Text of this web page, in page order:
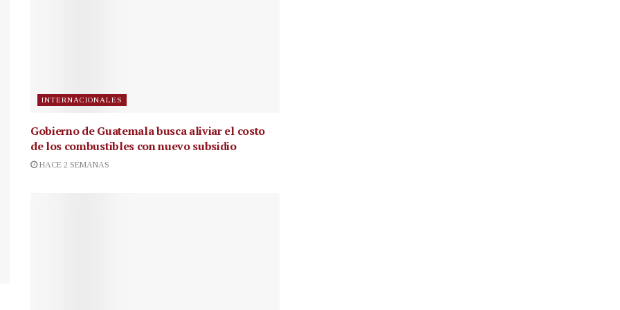
INTERNACIONALES
Gobierno de Guatemala busca aliviar el costo
de los combustibles con nuevo subsidio
HACE 2 SEMANAS